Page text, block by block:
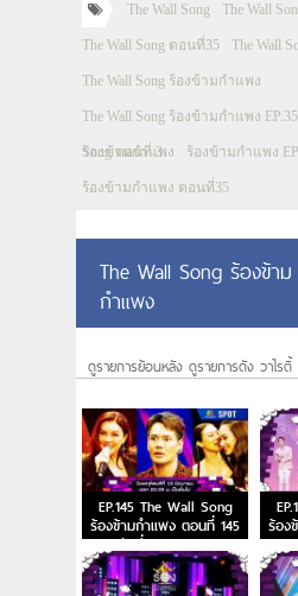
The Wall Song The Wall
The Wall Song ตอนที่35 The Wall
The Wall Song ร้องข้ามกำแพง
The Wall Song ร้องข้ามกำแพง
Song ตอนที่ 3
ร้องข้ามกำแพง ร้องข้ามกำแพง
ร้องข้ามกำแพง ตอนที่35
The Wall Song ร้องข้าม
กำแพง
ดูรายการย้อนหลัง ดูรายการดัง วาไร
EP.145 The Wall Song
ร้องข้ามกำแพง ตอนที่ 145
วันที่ 15 มิ.ย. 66
ร้อง